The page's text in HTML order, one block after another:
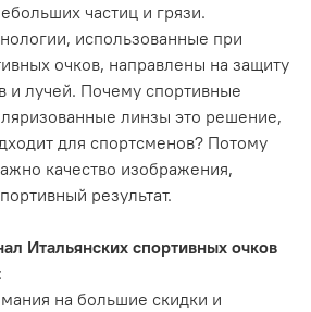
частиц и грязи.
использованные при
очков, направлены на защиту
и лучей. Почему спортивные
линзы это решение,
для спортсменов? Потому
качество изображения,
результат.
Итальянских спортивных очков
:
на большие скидки и